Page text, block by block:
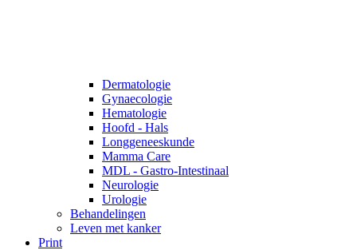
Dermatologie
Gynaecologie
Hematologie
Hoofd - Hals
Longgeneeskunde
Mamma Care
MDL - Gastro-Intestinaal
Neurologie
Urologie
Behandelingen
Leven met kanker
Print